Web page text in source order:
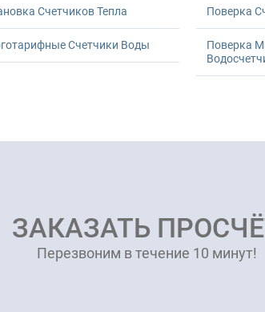
Счетчиков Тепла
Счетчики Воды
Поверка
Поверка
ЗАКАЗАТЬ
Перезвоним в течение 10 минут!